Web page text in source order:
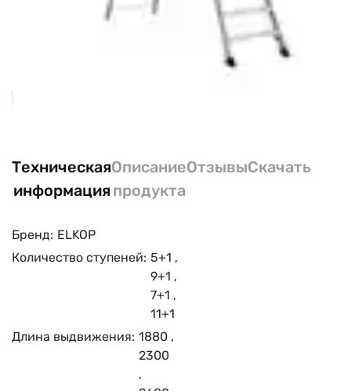
Техническая
информация
Описание
продукта
ОтзывыСкачать
Бренд: ELKOP
Количество ступеней: 5+1 ,
9+1 ,
7+1 ,
11+1
Длина выдвижения: 1880 ,
2300
,